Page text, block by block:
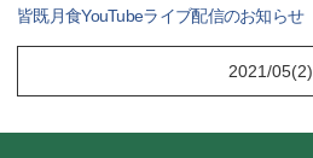
皆既月食YouTubeライブ配信のお知らせ